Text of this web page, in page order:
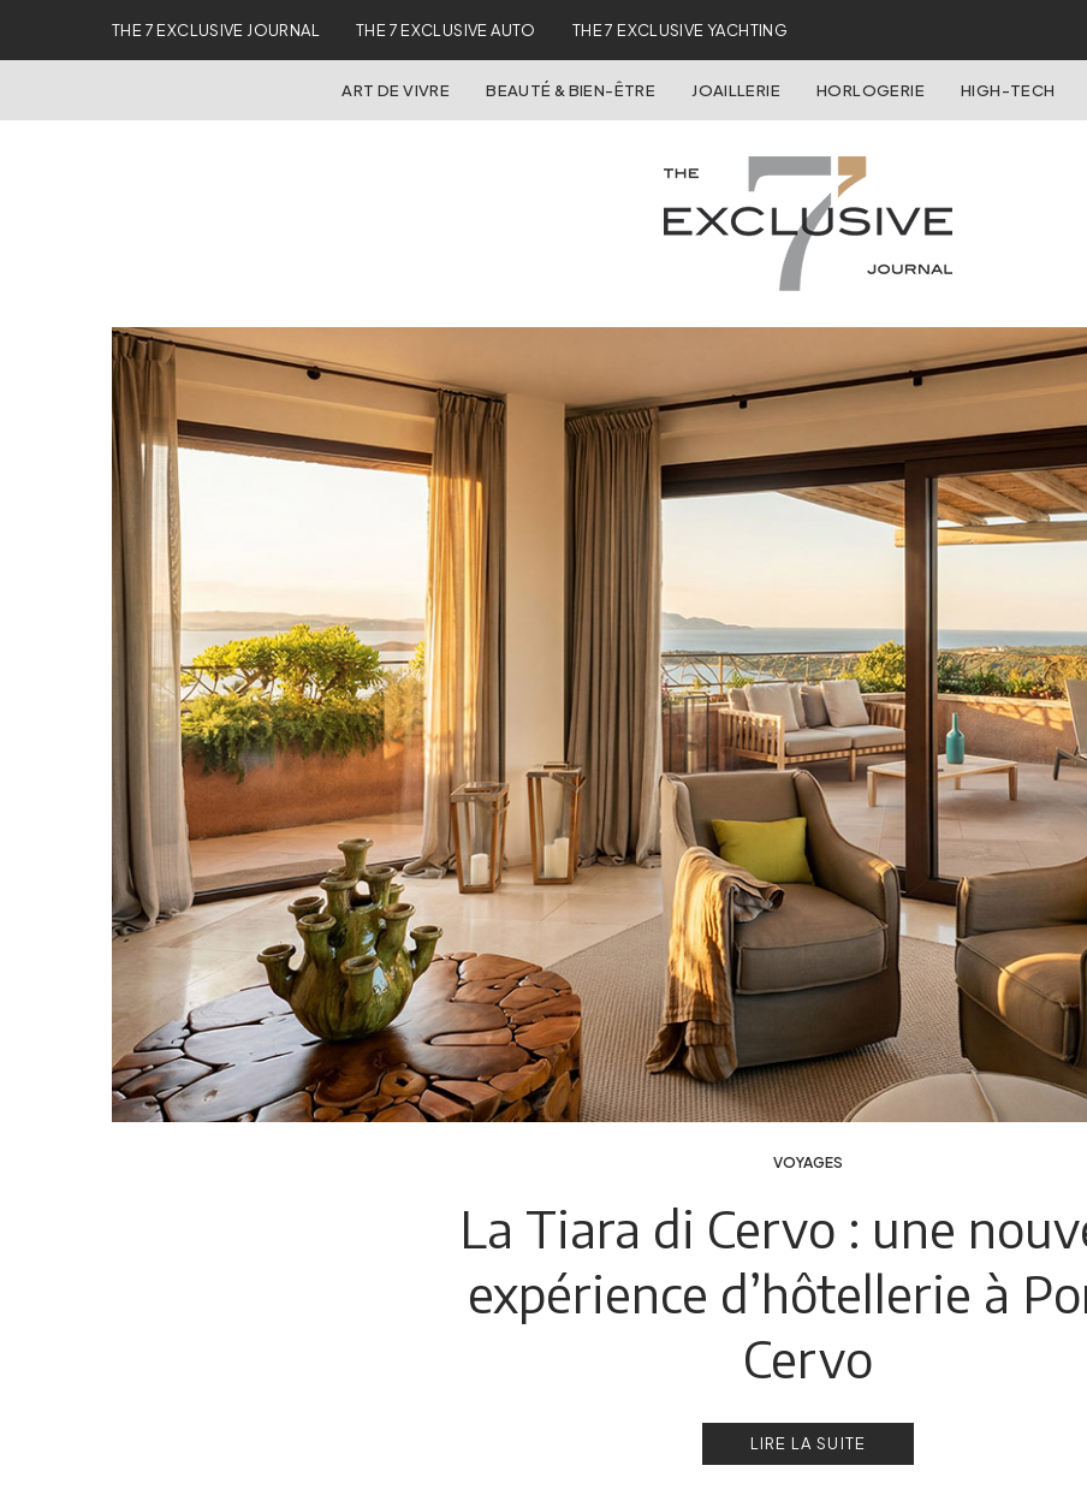
THE 7 EXCLUSIVE JOURNAL THE 7 EXCLUSIVE AUTO THE 7 EXCLUSIVE YACHTING
ART DE VIVRE BEAUTÉ & BIEN-ÊTRE JOAILLERIE HORLOGERIE HIGH-TECH
VOYAGES
La Tiara di Cervo : une
expérience d’hôtellerie à
Cervo
LIRE LA SUITE